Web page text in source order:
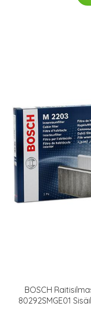
BOSCH
80292SMGE01